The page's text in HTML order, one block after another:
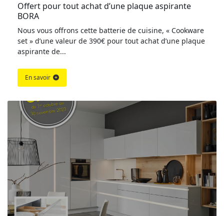
Offert pour tout achat d’une plaque aspirante
BORA
Nous vous offrons cette batterie de cuisine, « Cookware
set » d’une valeur de 390€ pour tout achat d’une plaque
aspirante de...
En savoir